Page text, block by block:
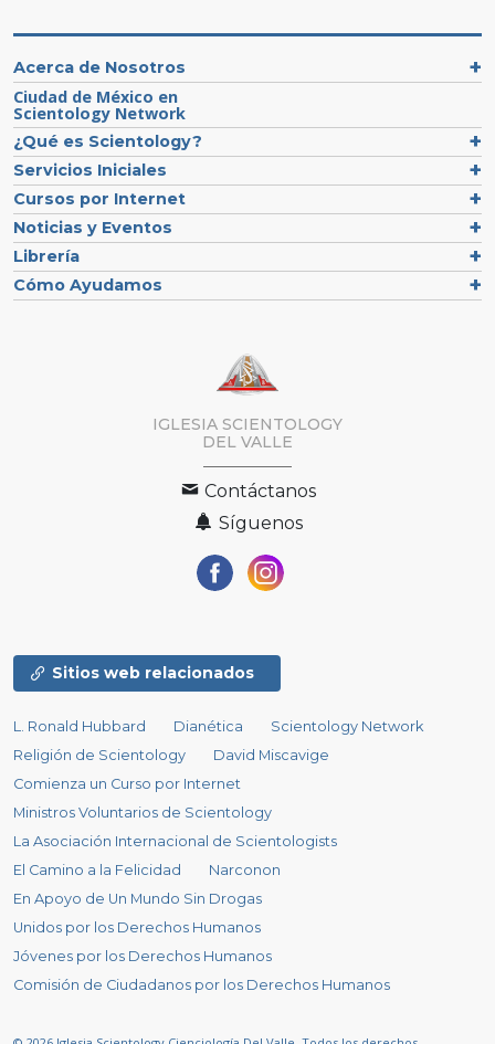
Acerca de Nosotros
Ciudad de México en
Scientology Network
¿Qué es Scientology?
Servicios Iniciales
Cursos por Internet
Noticias y Eventos
Librería
Cómo Ayudamos
IGLESIA SCIENTOLOGY
DEL VALLE
Contáctanos
Síguenos
Sitios web relacionados
L. Ronald Hubbard Dianética
Scientology Network
Religión de Scientology
David Miscavige
Comienza un Curso por Internet
Ministros Voluntarios de Scientology
La Asociación Internacional de Scientologists
El Camino a la Felicidad
Narconon
En Apoyo de Un Mundo Sin Drogas
Unidos por los Derechos Humanos
Jóvenes por los Derechos Humanos
Comisión de Ciudadanos por los Derechos Humanos